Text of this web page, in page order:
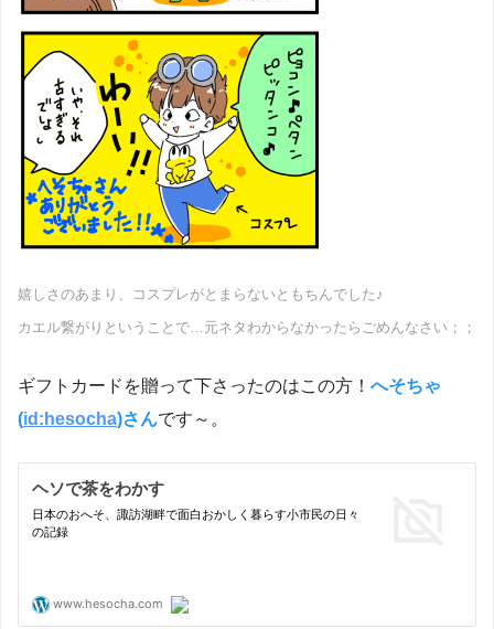
嬉しさのあまり、コスプレがとまらないともちんでした♪
カエル繋がりということで…元ネタわからなかったらごめんなさい；；
ギフトカードを贈って下さったのはこの方！ へそちゃ
(id:hesocha)さんです～。